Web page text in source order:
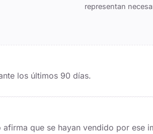
representan
los últimos 90 días.
que se hayan vendido por ese